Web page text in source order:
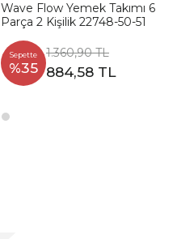
Wave Flow Yemek Takımı 6
Parça 2 Kişilik 22748-50-51
Sepette
%35
1.360,90 TL
884,58 TL